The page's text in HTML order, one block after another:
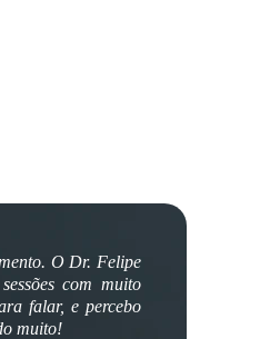
O Dr. Felipe
com muito
falar, e percebo
muito!